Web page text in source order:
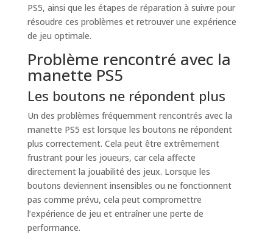
PS5, ainsi que les étapes de réparation à suivre pour
résoudre ces problèmes et retrouver une expérience
de jeu optimale.
Problème rencontré avec la
manette PS5
Les boutons ne répondent plus
Un des problèmes fréquemment rencontrés avec la
manette PS5 est lorsque les boutons ne répondent
plus correctement. Cela peut être extrêmement
frustrant pour les joueurs, car cela affecte
directement la jouabilité des jeux. Lorsque les
boutons deviennent insensibles ou ne fonctionnent
pas comme prévu, cela peut compromettre
l’expérience de jeu et entraîner une perte de
performance.